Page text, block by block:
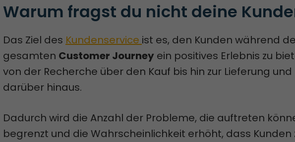
Warum fragst du nicht deine
Das Ziel des Kundenservice ist es, den Kunden während
gesamten Customer Journey ein positives Erlebnis zu
von der Recherche über den Kauf bis hin zur Lieferung und
darüber hinaus.
Dadurch wird die Anzahl der Probleme, die auftreten
begrenzt und die Wahrscheinlichkeit erhöht, dass Kunden